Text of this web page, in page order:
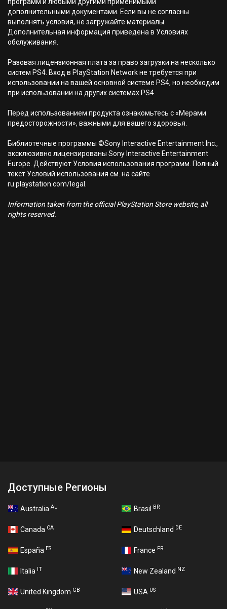
дополнительными документами. Если вы не согласны
выполнять условия, не загружайте материалы.
Дополнительная информация приведена в Условиях
обслуживания.
Разовая лицензионная плата за право загрузки на несколько
систем PS4. Вход в PlayStation Network не требуется при
использовании на вашей основной системе PS4, но необходим
при использовании на других системах PS4.
Перед использованием продукта ознакомьтесь с «Мерами
предосторожности», важными для вашего здоровья.
Библиотечные программы ©Sony Interactive Entertainment Inc.,
эксклюзивно лицензированы Sony Interactive Entertainment
Europe. Действуют Условия использования программ. Полный
текст Условий использования см. на сайте
ru.playstation.com/legal.
Information taken from the official PlayStation Store website, all
rights reserved.
Доступные Регионы
Australia AU Brasil BR
Canada CA Deutschland DE
España ES France FR
Italia IT New Zealand NZ
United Kingdom GB USA US